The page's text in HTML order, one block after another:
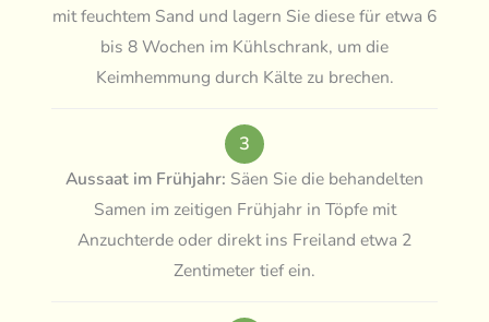
mit feuchtem Sand und lagern Sie diese für etwa 6
bis 8 Wochen im Kühlschrank, um die
Keimhemmung durch Kälte zu brechen.
3
Aussaat im Frühjahr: Säen Sie die behandelten
Samen im zeitigen Frühjahr in Töpfe mit
Anzuchterde oder direkt ins Freiland etwa 2
Zentimeter tief ein.